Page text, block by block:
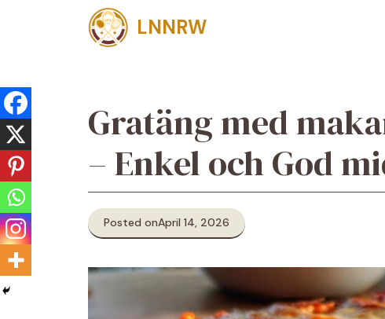
LNNRW
Gratäng med
– Enkel och God
Posted onApril 14, 2026